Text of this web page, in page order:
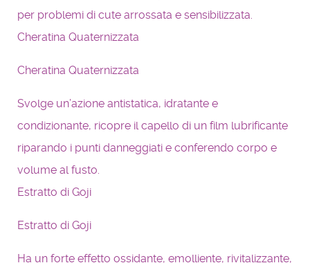
per problemi di cute arrossata e sensibilizzata.
Cheratina Quaternizzata
Cheratina Quaternizzata
Svolge un’azione antistatica, idratante e
condizionante, ricopre il capello di un film lubrificante
riparando i punti danneggiati e conferendo corpo e
volume al fusto.
Estratto di Goji
Estratto di Goji
Ha un forte effetto ossidante, emolliente, rivitalizzante,